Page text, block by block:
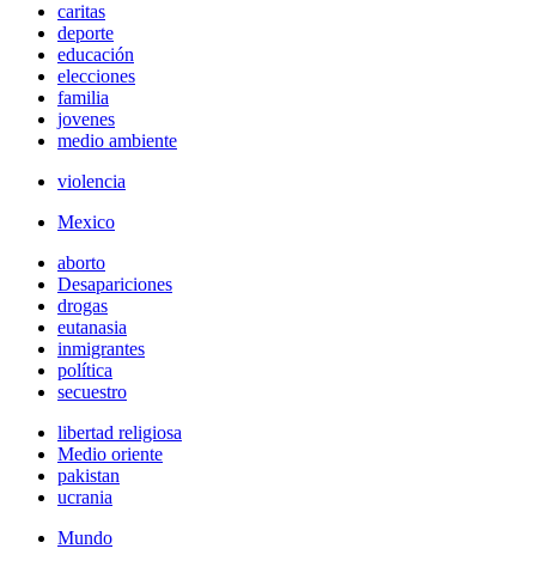
caritas
deporte
educación
elecciones
familia
jovenes
medio ambiente
violencia
Mexico
aborto
Desapariciones
drogas
eutanasia
inmigrantes
política
secuestro
libertad religiosa
Medio oriente
pakistan
ucrania
Mundo